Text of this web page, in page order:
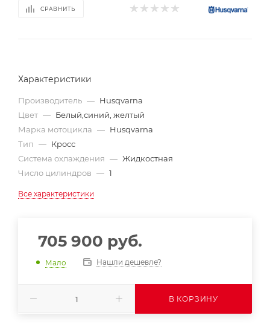
СРАВНИТЬ
Характеристики
Производитель — Husqvarna
Цвет — Белый,синий, желтый
Марка мотоцикла — Husqvarna
Тип — Кросс
Система охлаждения — Жидкостная
Число цилиндров — 1
Все характеристики
705 900 руб.
Мало Нашли дешевле?
В КОРЗИНУ